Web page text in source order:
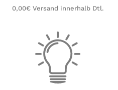
0,00€ Versand innerhalb Dtl.